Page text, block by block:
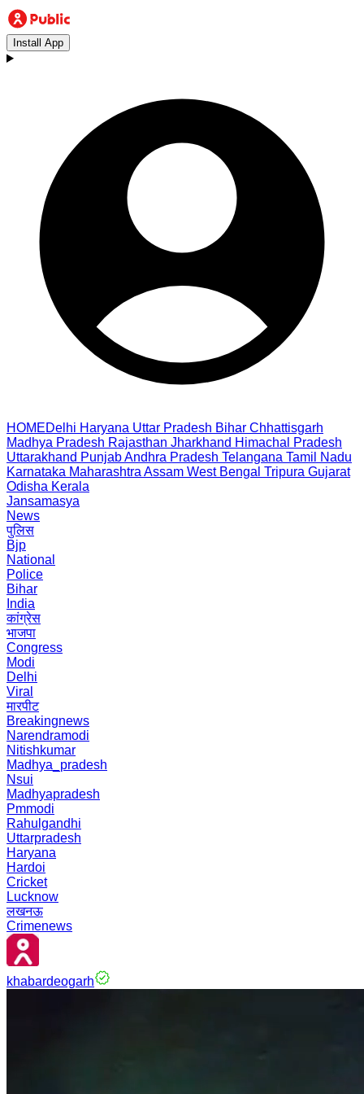
Install App
HOMEDelhi Haryana Uttar Pradesh Bihar Chhattisgarh
Madhya Pradesh Rajasthan Jharkhand Himachal Pradesh
Uttarakhand PunjabAndhra Pradesh Telangana Tamil Nadu
Karnataka Maharashtra Assam West Bengal Tripura Gujarat
Odisha Kerala
Jansamasya
News
पुलिस
Bjp
National
Police
Bihar
India
कांग्रेस
भाजपा
Congress
Modi
Delhi
Viral
मारपीट
Breakingnews
Narendramodi
Nitishkumar
Madhya_pradesh
Nsui
Madhyapradesh
Pmmodi
Rahulgandhi
Uttarpradesh
Haryana
Hardoi
Cricket
Lucknow
लखनऊ
Crimenews
khabardeogarh